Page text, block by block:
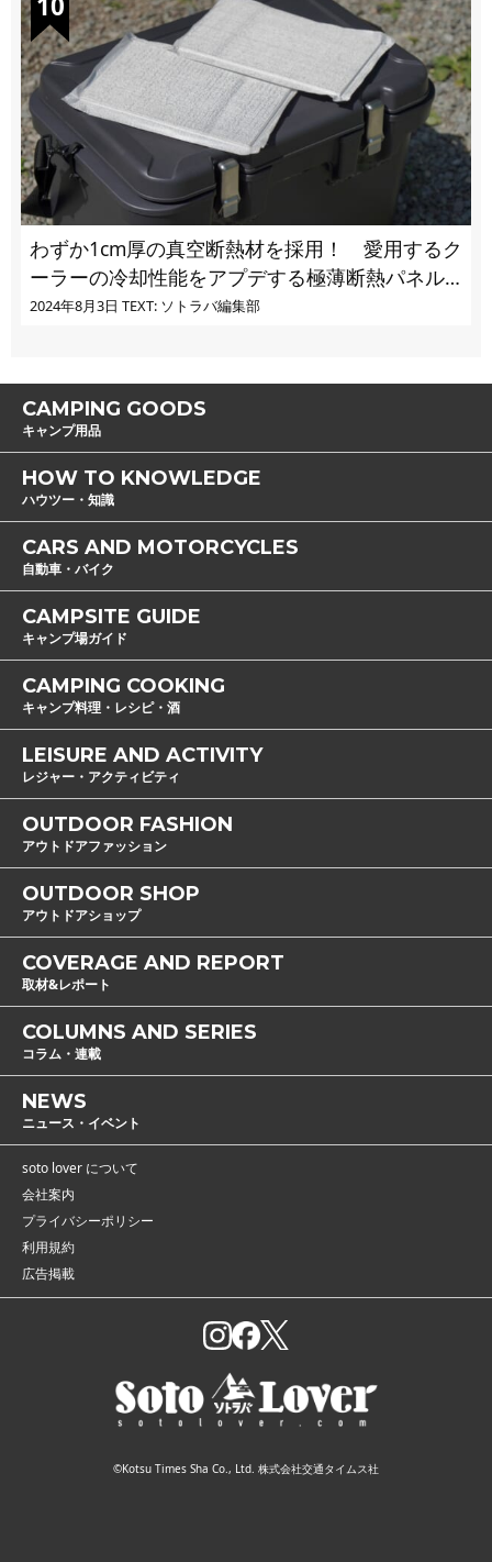
わずか1cm厚の真空断熱材を採用！ 愛用するク
ーラーの冷却性能をアプデする極薄断熱パネル
の実力とは
2024年8月3日 TEXT: ソトラバ編集部
CAMPING GOODS
キャンプ用品
HOW TO KNOWLEDGE
ハウツー・知識
CARS AND MOTORCYCLES
自動車・バイク
CAMPSITE GUIDE
キャンプ場ガイド
CAMPING COOKING
キャンプ料理・レシピ・酒
LEISURE AND ACTIVITY
レジャー・アクティビティ
OUTDOOR FASHION
アウトドアファッション
OUTDOOR SHOP
アウトドアショップ
COVERAGE AND REPORT
取材&レポート
COLUMNS AND SERIES
コラム・連載
NEWS
ニュース・イベント
soto lover について
会社案内
プライバシーポリシー
利用規約
広告掲載
©Kotsu Times Sha Co., Ltd. 株式会社交通タイムス社